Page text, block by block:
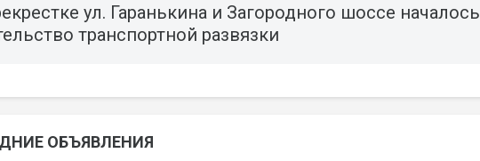
ул. Гаранькина и Загородного шоссе началось
транспортной развязки
ОБЪЯВЛЕНИЯ